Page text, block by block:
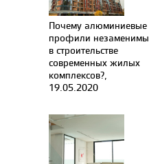
Почему алюминиевые
профили незаменимы
в строительстве
современных жилых
комплексов?,
19.05.2020